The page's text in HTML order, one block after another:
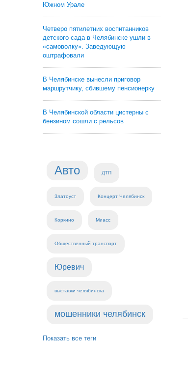
Южном Урале
Четверо пятилетних воспитанников
детского сада в Челябинске ушли в
«самоволку». Заведующую
оштрафовали
В Челябинске вынесли приговор
маршрутчику, сбившему пенсионерку
В Челябинской области цистерны с
бензином сошли с рельсов
Авто ДТП
Златоуст Концерт Челябинск
Коркино Миасс
Общественный транспорт
Юревич
выставки челябинска
мошенники челябинск
Показать все теги